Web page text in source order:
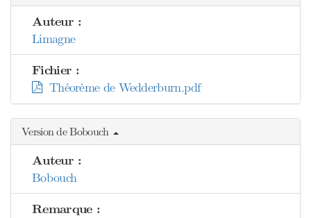
Auteur :
Limagne
Fichier :
Théorème de Wedderburn.pdf
Version de Bobouch
Auteur :
Bobouch
Remarque :